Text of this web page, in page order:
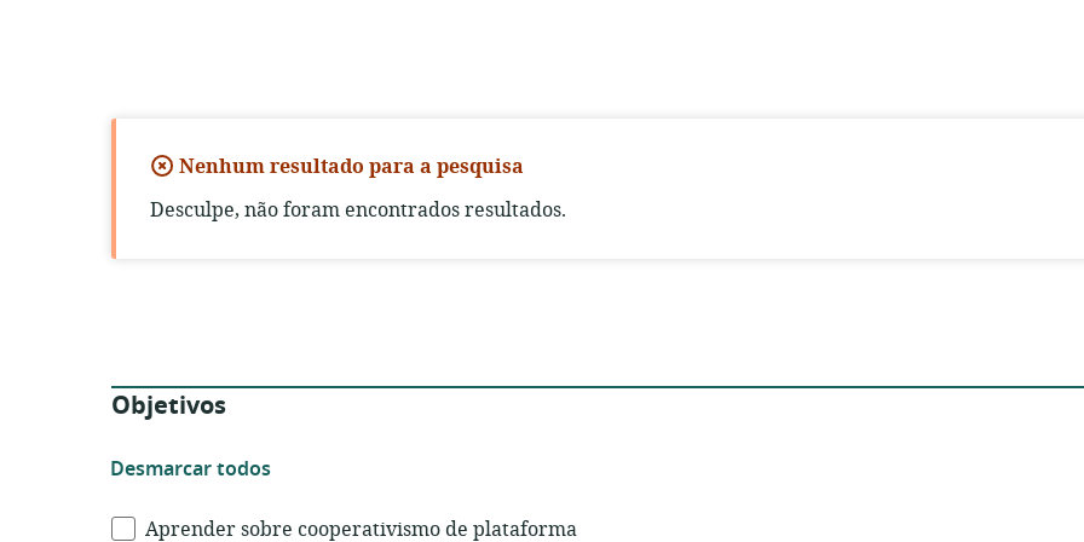
Nenhum resultado para a pesquisa
Desculpe, não foram encontrados resultados.
Filtros
Objetivos
Desmarcar todosDesmarcar
os
Aprender sobre cooperativismo de plataforma